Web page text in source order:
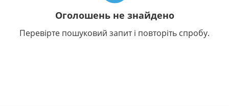
Оголошень не знайдено
Перевірте пошуковий запит і повторіть спробу.